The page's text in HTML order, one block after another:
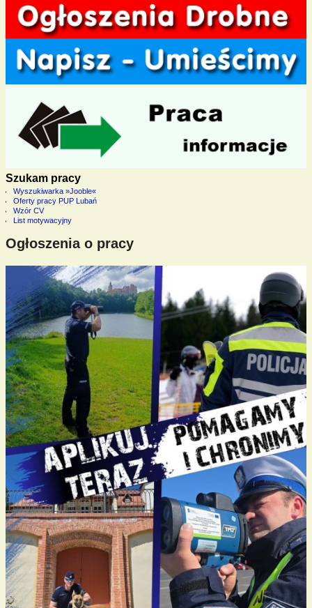
Szukam pracy
Wyszukiwarka »Jooble«
Oferty pracy PUP Lubań
Wzór CV
List motywacyjny
Ogłoszenia o pracy